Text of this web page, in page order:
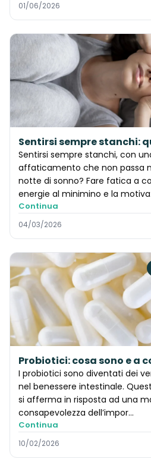
01/06/2026
Sentirsi sempre stanchi:
Sentirsi sempre stanchi, con
affaticamento che non passa
notte di sonno? Fare fatica a
energie al minimino e la
Continua
04/03/2026
Probiotici: cosa sono e a
I probiotici sono diventati dei
nel benessere intestinale.
si afferma in risposta ad una
consapevolezza dell’impor…
Continua
10/02/2026